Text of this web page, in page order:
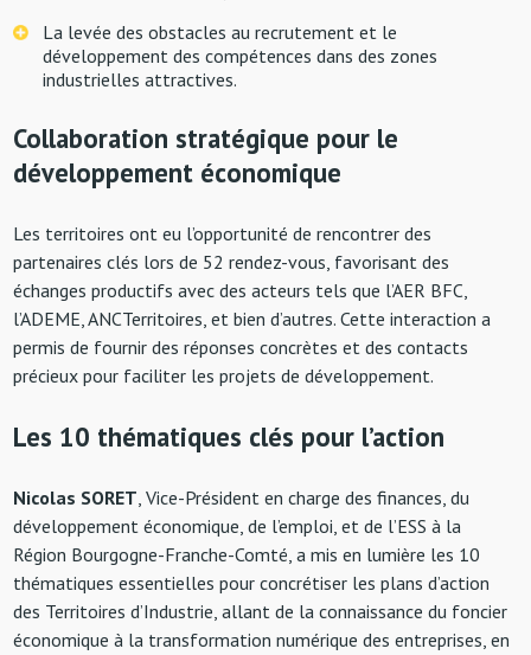
La levée des obstacles au recrutement et le
développement des compétences dans des zones
industrielles attractives.
Collaboration stratégique pour le
développement économique
Les territoires ont eu l’opportunité de rencontrer des
partenaires clés lors de 52 rendez-vous, favorisant des
échanges productifs avec des acteurs tels que l’AER BFC,
l’ADEME, ANCTerritoires, et bien d’autres. Cette interaction a
permis de fournir des réponses concrètes et des contacts
précieux pour faciliter les projets de développement.
Les 10 thématiques clés pour l’action
Nicolas SORET, Vice-Président en charge des finances, du
développement économique, de l’emploi, et de l’ESS à la
Région Bourgogne-Franche-Comté, a mis en lumière les 10
thématiques essentielles pour concrétiser les plans d’action
des Territoires d’Industrie, allant de la connaissance du foncier
économique à la transformation numérique des entreprises, en